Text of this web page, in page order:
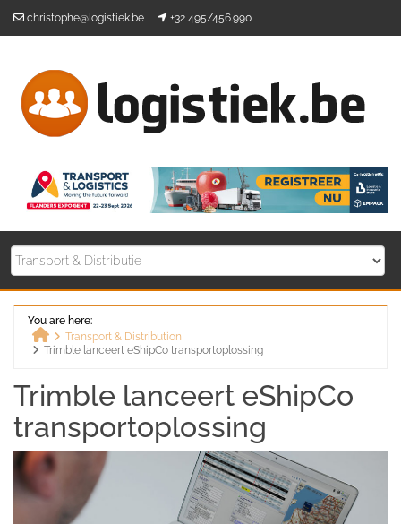
christophe@logistiek.be +32 495/456.990
You are here:
Home
Transport & Distribution
Trimble lanceert eShipCo transportoplossing
Trimble lanceert eShipCo
transportoplossing